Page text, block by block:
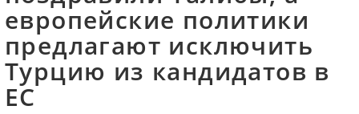
европейские политики
предлагают исключить
Турцию из кандидатов в
ЕС